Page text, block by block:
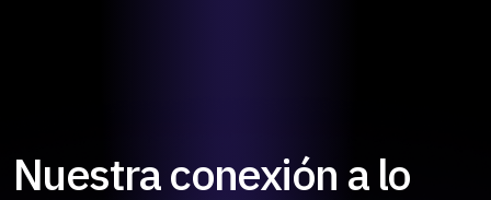
Nuestra conexión a lo